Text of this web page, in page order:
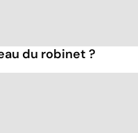
du robinet ?